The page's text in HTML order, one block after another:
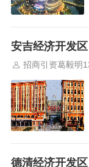
安吉经济开发区
招商引资葛毅明
德清经济开发区